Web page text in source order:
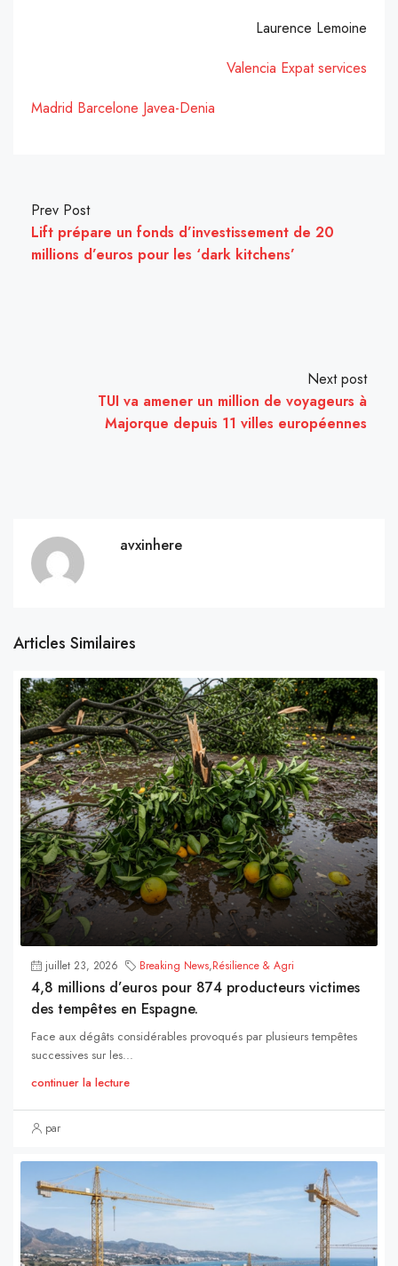
Laurence Lemoine
Valencia Expat services
Madrid Barcelone Javea-Denia
Prev Post
Lift prépare un fonds d’investissement de 20
millions d’euros pour les ‘dark kitchens’
Next post
TUI va amener un million de voyageurs à
Majorque depuis 11 villes européennes
avxinhere
Articles Similaires
juillet 23, 2026 Breaking News,Résilience & Agri
4,8 millions d’euros pour 874 producteurs victimes
des tempêtes en Espagne.
Face aux dégâts considérables provoqués par plusieurs tempêtes
successives sur les...
continuer la lecture
par